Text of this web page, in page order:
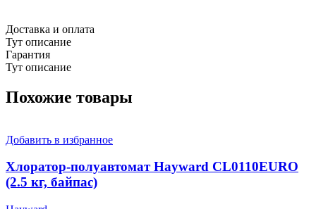
Доставка и оплата
Тут описание
Гарантия
Тут описание
Похожие товары
Добавить в избранное
Хлоратор-полуавтомат Hayward CL0110EURO
(2.5 кг, байпас)